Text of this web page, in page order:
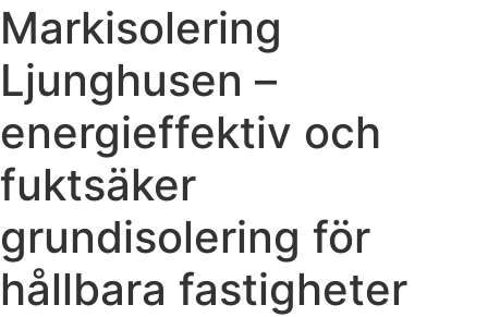
Markisolering
Ljunghusen –
energieffektiv och
fuktsäker
grundisolering för
hållbara fastigheter